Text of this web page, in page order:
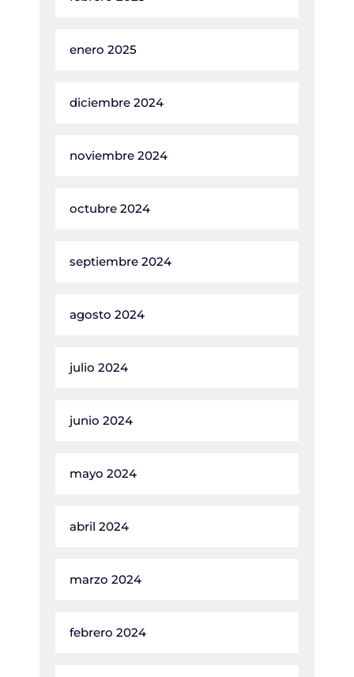
enero 2025
diciembre 2024
noviembre 2024
octubre 2024
septiembre 2024
agosto 2024
julio 2024
junio 2024
mayo 2024
abril 2024
marzo 2024
febrero 2024